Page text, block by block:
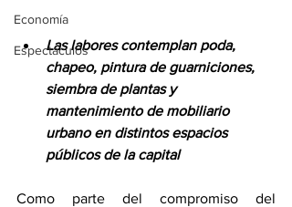
Economía
Espectáculos
Las labores contemplan poda,
chapeo, pintura de guarniciones,
siembra de plantas y
mantenimiento de mobiliario
urbano en distintos espacios
públicos de la capital
Como parte del compromiso del